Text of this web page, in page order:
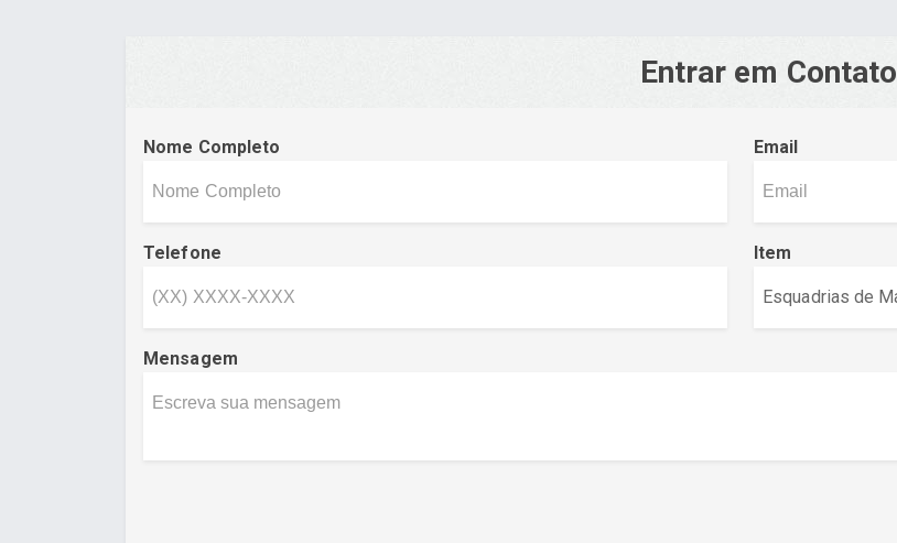
Entrar em Contato
Nome Completo Email
Telefone Item
Mensagem